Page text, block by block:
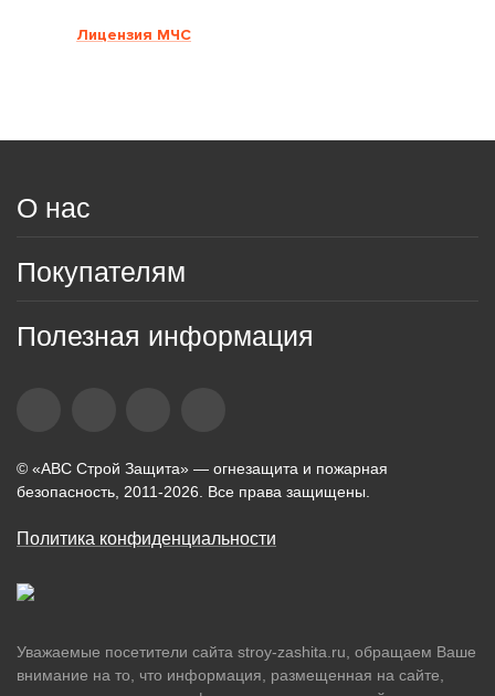
Лицензия МЧС
О нас
Покупателям
Полезная информация
© «АВС Строй Защита» — огнезащита и пожарная
безопасность, 2011-2026. Все права защищены.
Политика конфиденциальности
Уважаемые посетители сайта stroy-zashita.ru, обращаем Ваше
внимание на то, что информация, размещенная на сайте,